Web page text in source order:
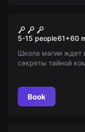
В поисках
5-15 people61+60
Школа магии ждет
секреты тайной
Book